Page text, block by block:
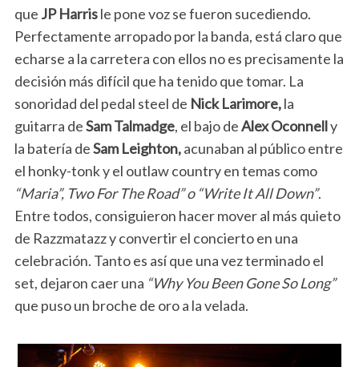
que JP Harrisle pone voz se fueron sucediendo.
Perfectamente arropado por la banda, está claro que
echarse a la carretera con ellos no es precisamente la
decisión más difícil que ha tenido que tomar. La
sonoridad del pedal steel de Nick Larimore,la
guitarra deSam Talmadge, el bajo deAlex Oconnelly
la batería deSam Leighton,acunaban al público entre
el honky-tonk y el outlaw country en temas como
“Maria”, Two For The Road” o “Write It All Down”.
Entre todos, consiguieron hacer mover al más quieto
de Razzmatazz y convertir el concierto en una
celebración. Tanto es así que una vez terminado el
set, dejaron caer una “Why You Been Gone So Long”
que puso un broche de oro a la velada.